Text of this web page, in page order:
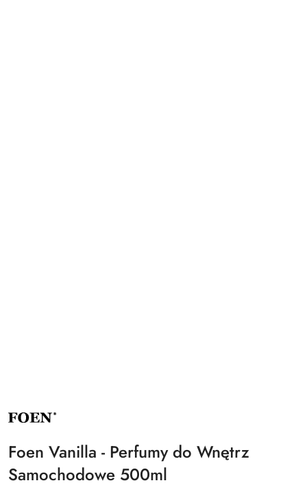
NAZWA
PRODUCENTA:
Foen Vanilla - Perfumy do Wnętrz
Samochodowe 500ml